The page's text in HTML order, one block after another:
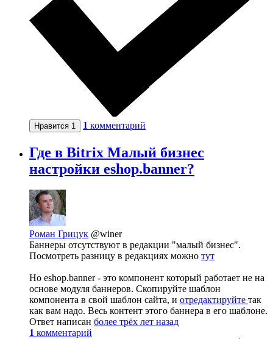
Нравится 1 1 комментарий
Где в Bitrix Малый бизнес
настройки eshop.banner?
Роман Грицук @winer
Баннеры отсутствуют в редакции "малый бизнес".
Посмотреть разницу в редакциях можно тут
Но eshop.banner - это компонент который работает не на
основе модуля баннеров. Скопируйте шаблон
компонента в свой шаблон сайта, и отредактируйте так
как вам надо. Весь контент этого баннера в его шаблоне.
Ответ написан более трёх лет назад
1 комментарий